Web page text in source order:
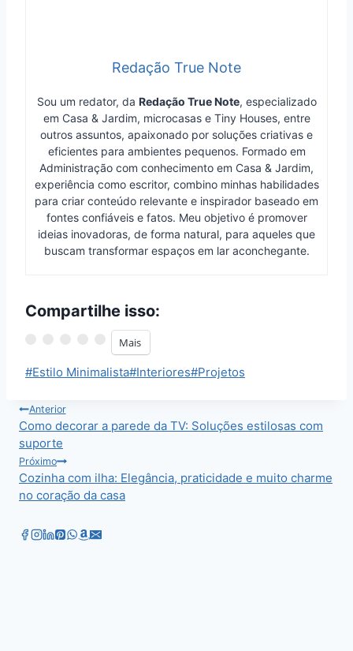
Redação True Note
Sou um redator, da Redação True Note, especializado
em Casa & Jardim, microcasas e Tiny Houses, entre
outros assuntos, apaixonado por soluções criativas e
eficientes para ambientes pequenos. Formado em
Administração com conhecimento em Casa & Jardim,
experiência como escritor, combino minhas habilidades
para criar conteúdo relevante e inspirador baseado em
fontes confiáveis e fatos. Meu objetivo é promover
ideias inovadoras, de forma natural, para aqueles que
buscam transformar espaços em lar aconchegante.
Compartilhe isso:
Mais
Tags
Post:
#Estilo Minimalista#Interiores#Projetos
Navegação
de
Post
Anterior
Como decorar a parede da TV: Soluções estilosas com
suporte
Próximo
Cozinha com ilha: Elegância, praticidade e muito charme
no coração da casa